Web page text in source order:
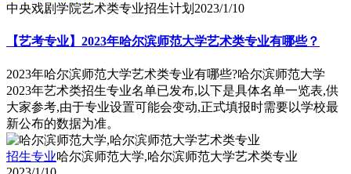
中央戏剧学院艺术类专业招生计划 2023/1/10
【艺考专业】2023年哈尔滨师范大学艺术类专业有哪些？
2023年哈尔滨师范大学艺术类专业有哪些?哈尔滨师范大学
2023年艺术类招生专业名单已发布,以下是具体名单一览表,供
大家参考,由于专业设置可能会变动,正式填报时需要以学校最
新公布的数据为准。
招生专业哈尔滨师范大学,哈尔滨师范大学艺术类专业